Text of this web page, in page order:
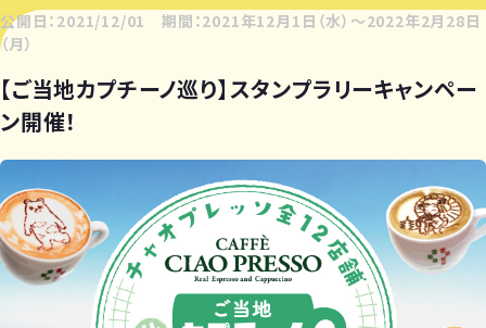
公開日：2021/12/01 期間：2021年12月1日（水）〜2022年2月28日
（月）
【ご当地カプチーノ巡り】スタンプラリーキャンペー
ン開催！